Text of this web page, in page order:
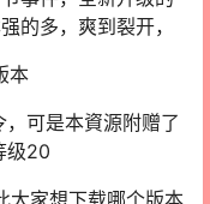
的多，爽到裂开，
本
，可是本資源附赠了
级20
大家想下载哪个版本